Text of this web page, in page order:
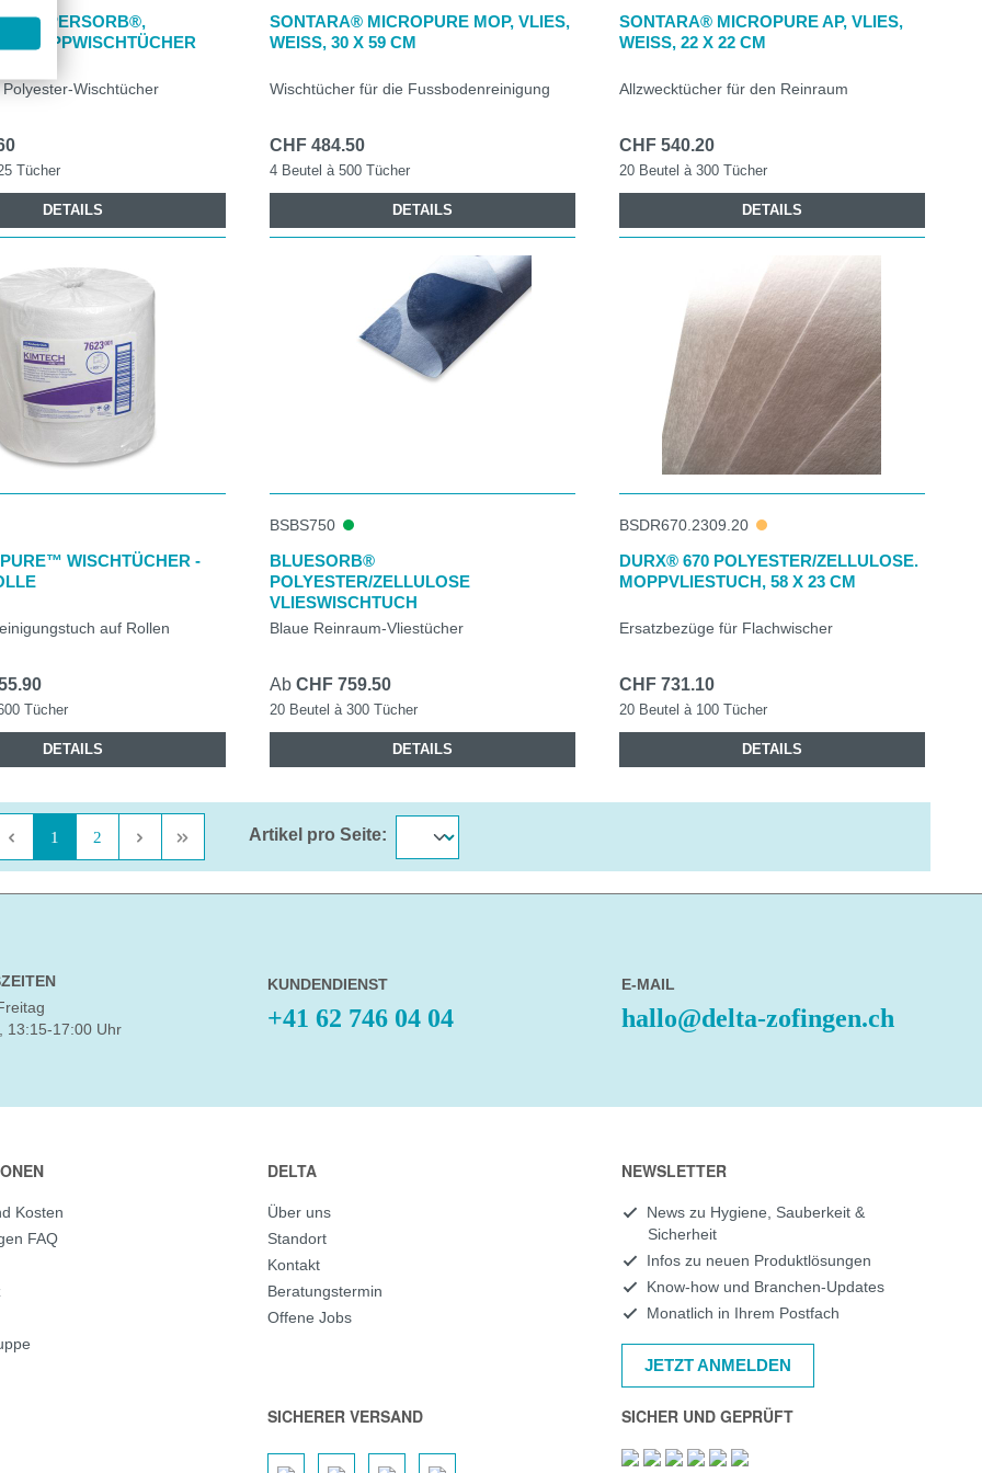
SUPERSORB®,
MOPPWISCHTÜCHER
Wischtücher
Tücher
DETAILS
SONTARA® MICROPURE MOP, VLIES,
WEISS, 30 X 59 CM
Wischtücher für die Fussbodenreinigung
CHF 484.50
4 Beutel à 500 Tücher
DETAILS
SONTARA® MICROPURE AP, VLIES,
WEISS, 22 X 22 CM
Allzwecktücher für den Reinraum
CHF 540.20
20 Beutel à 300 Tücher
DETAILS
WISCHTÜCHER -
auf Rollen
Tücher
DETAILS
BSBS750
BLUESORB®
POLYESTER/ZELLULOSE
VLIESWISCHTUCH
Blaue Reinraum-Vliestücher
Ab CHF 759.50
20 Beutel à 300 Tücher
DETAILS
BSDR670.2309.20
DURX® 670 POLYESTER/ZELLULOSE.
MOPPVLIESTUCH, 58 X 23 CM
Ersatzbezüge für Flachwischer
CHF 731.10
20 Beutel à 100 Tücher
DETAILS
Seite
1 Seite
2 Artikel pro Seite:
13:15-17:00 Uhr
KUNDENDIENST
+41 62 746 04 04
E-MAIL
hallo@delta-zofingen.ch
Kosten
FAQ
DELTA
Über uns
Standort
Kontakt
Beratungstermin
Offene Jobs
NEWSLETTER
News zu Hygiene, Sauberkeit &
Sicherheit
Infos zu neuen Produktlösungen
Know-how und Branchen-Updates
Monatlich in Ihrem Postfach
JETZT ANMELDEN
SICHERER VERSAND SICHER UND GEPRÜFT